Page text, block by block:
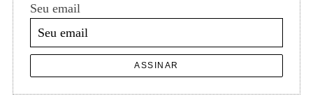
Seu email
ASSINAR